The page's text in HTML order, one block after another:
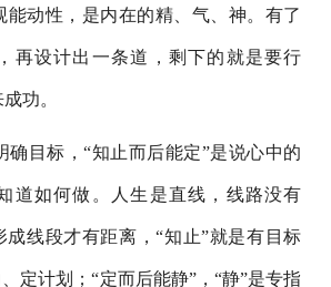
能动性，是内在的精、气、神。有了
再设计出一条道，剩下的就是要行
功。
确目标，“知止而后能定”是说心中的
道如何做。人生是直线，线路没有
成线段才有距离，“知止”就是有目标
定计划；“定而后能静”，“静”是专指